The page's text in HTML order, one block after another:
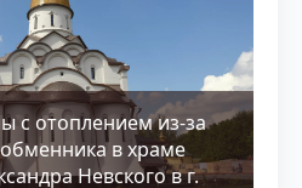
с отоплением из-за
в храме
Невского в г.